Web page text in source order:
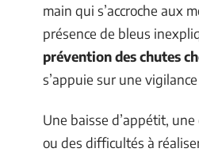
main qui s’accroche aux
présence de bleus
prévention des chutes
s’appuie sur une
Une baisse d’appétit,
ou des difficultés à